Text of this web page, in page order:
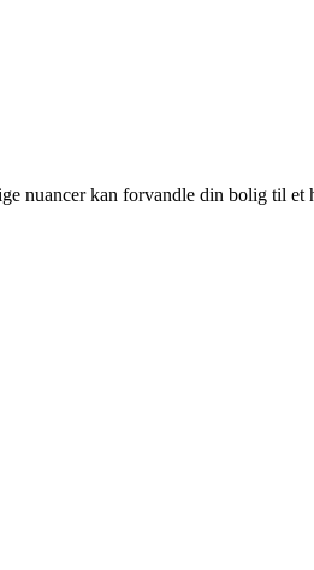
nuancer kan forvandle din bolig til